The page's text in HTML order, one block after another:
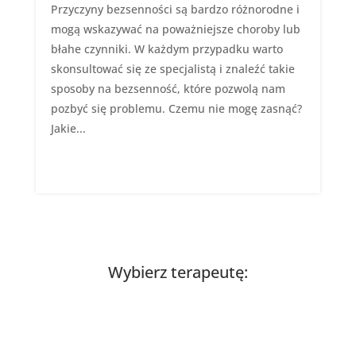
Przyczyny bezsenności są bardzo różnorodne i
mogą wskazywać na poważniejsze choroby lub
błahe czynniki. W każdym przypadku warto
skonsultować się ze specjalistą i znaleźć takie
sposoby na bezsenność, które pozwolą nam
pozbyć się problemu. Czemu nie mogę zasnąć?
Jakie...
Wybierz terapeutę: